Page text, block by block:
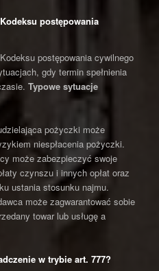
postępowania
postępowania cywilnego
gdy termin spełnienia
Typowe sytuacje
pożyczki może
niespłacenia pożyczki.
może zabezpieczyć swoje
czynszu i innych opłat oraz
ustania stosunku najmu.
może zagwarantować sobie
towar lub usługę a
w trybie art. 777?